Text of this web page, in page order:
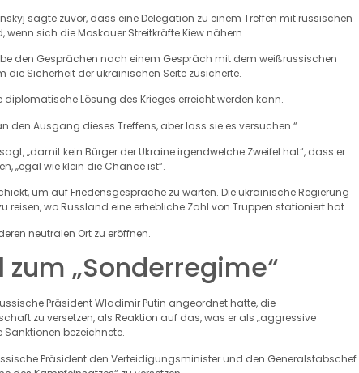
sagte zuvor, dass eine Delegation zu einem Treffen mit russischen
sich die Moskauer Streitkräfte Kiew nähern.
den Gesprächen nach einem Gespräch mit dem weißrussischen
Sicherheit der ukrainischen Seite zusicherte.
Lösung des Krieges erreicht werden kann.
den Ausgang dieses Treffens, aber lass sie es versuchen.“
„damit kein Bürger der Ukraine irgendwelche Zweifel hat“, dass er
„egal wie klein die Chance ist“.
um auf Friedensgespräche zu warten. Die ukrainische Regierung
wo Russland eine erhebliche Zahl von Truppen stationiert hat.
neutralen Ort zu eröffnen.
„Sonderregime“
Präsident Wladimir Putin angeordnet hatte, die
zu versetzen, als Reaktion auf das, was er als „aggressive
bezeichnete.
Präsident den Verteidigungsminister und den Generalstabschef